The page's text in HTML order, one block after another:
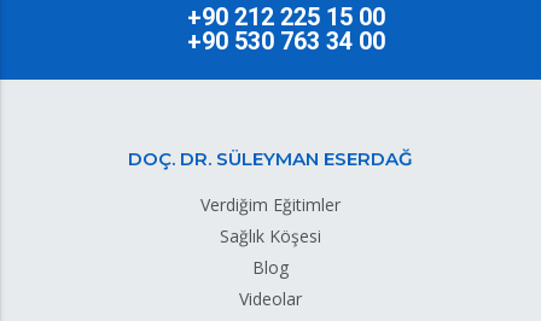
+90 212 225 15 00
+90 530 763 34 00
DOÇ. DR. SÜLEYMAN ESERDAĞ
Verdiğim Eğitimler
Sağlık Köşesi
Blog
Videolar